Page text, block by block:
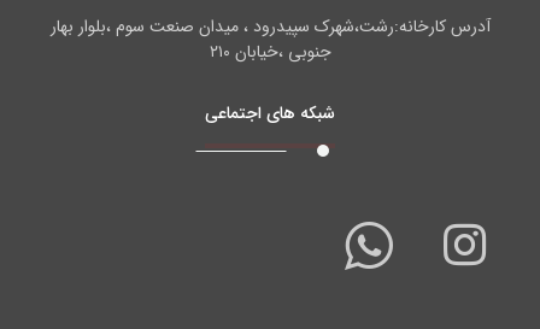
آدرس کارخانه:رشت،شهرک سپیدرود ، میدان صنعت سوم ،بلوار بهار
جنوبی ،خیابان ۲۱۰
شبکه های اجتماعی